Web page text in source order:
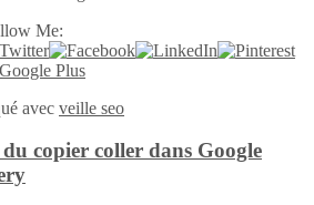
Me:
avec veille seo
du copier coller dans Google